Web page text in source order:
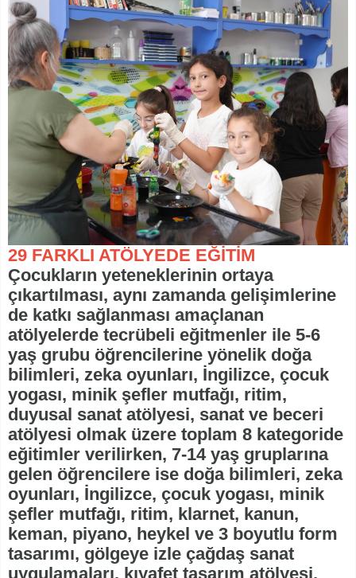
29 FARKLI ATÖLYEDE EĞİTİM
Çocukların yeteneklerinin ortaya
çıkartılması, aynı zamanda gelişimlerine
de katkı sağlanması amaçlanan
atölyelerde tecrübeli eğitmenler ile 5-6
yaş grubu öğrencilerine yönelik doğa
bilimleri, zeka oyunları, İngilizce, çocuk
yogası, minik şefler mutfağı, ritim,
duyusal sanat atölyesi, sanat ve beceri
atölyesi olmak üzere toplam 8 kategoride
eğitimler verilirken, 7-14 yaş gruplarına
gelen öğrencilere ise doğa bilimleri, zeka
oyunları, İngilizce, çocuk yogası, minik
şefler mutfağı, ritim, klarnet, kanun,
keman, piyano, heykel ve 3 boyutlu form
tasarımı, gölgeye izle çağdaş sanat
uygulamaları, kıyafet tasarım atölyesi,